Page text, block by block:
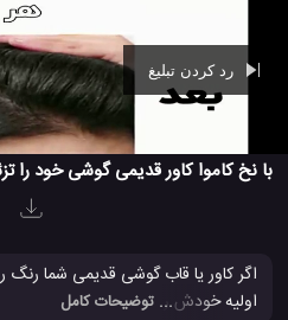
با نخ کاموا کاور قدیمی گوشی خود را
اگر کاور یا قاب گوشی قدیمی شما
اولیه خودش را ندارد، اصلا نگران
... توضیحات کامل